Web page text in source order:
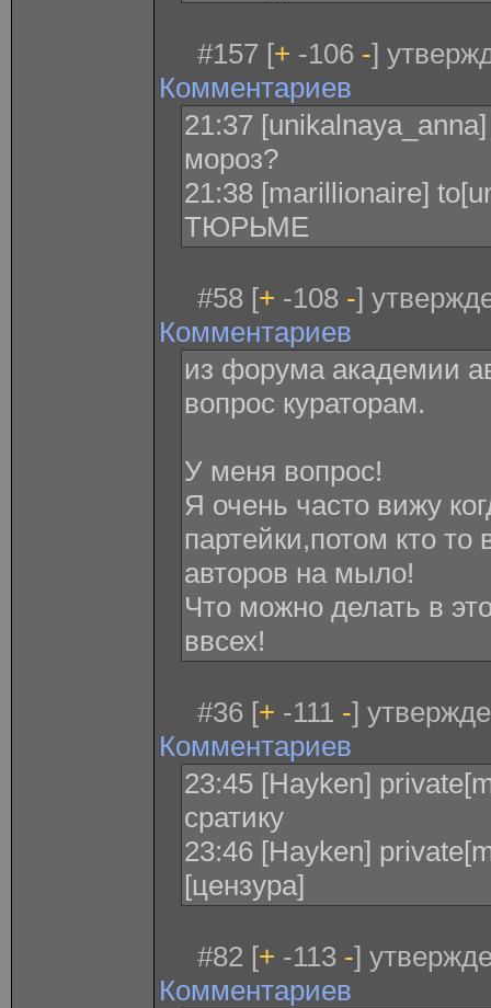
#157 [+ -106 -]
Комментариев
21:37
мороз?
21:38 [marillionaire]
ТЮРЬМЕ
#58 [+ -108 -]
Комментариев
из форума академии
вопрос кураторам.
У меня вопрос!
Я очень часто вижу
партейки,потом кто
авторов на мыло!
Что можно делать в
ввсех!
#36 [+ -111 -]
Комментариев
23:45 [Hayken]
сратику
23:46 [Hayken]
[цензура]
#82 [+ -113 -]
Комментариев